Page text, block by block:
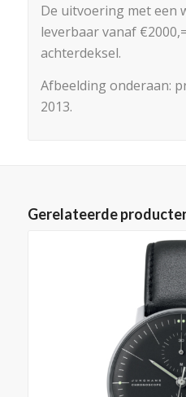
De uitvoering met een
leverbaar vanaf
achterdeksel.
Afbeelding onderaan:
2013.
Gerelateerde